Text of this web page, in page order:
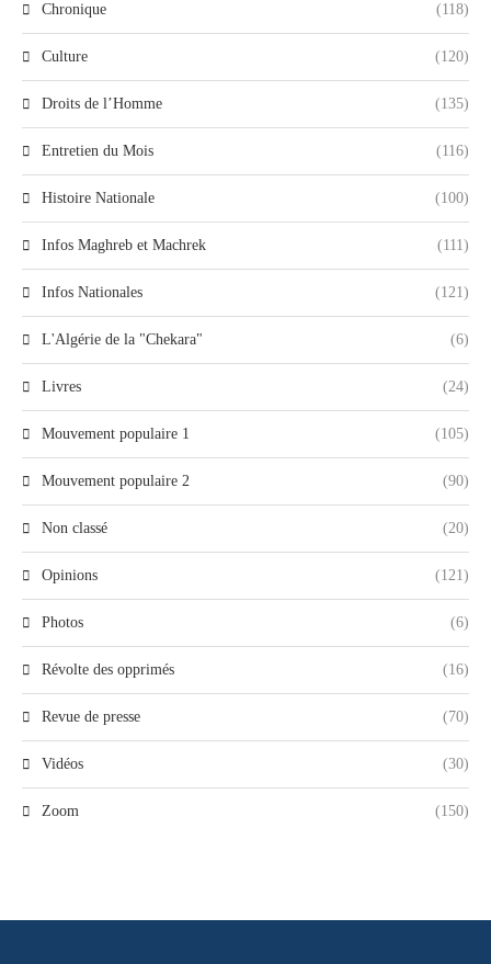
Chronique (118)
Culture (120)
Droits de l’Homme (135)
Entretien du Mois (116)
Histoire Nationale (100)
Infos Maghreb et Machrek (111)
Infos Nationales (121)
L'Algérie de la "Chekara" (6)
Livres (24)
Mouvement populaire 1 (105)
Mouvement populaire 2 (90)
Non classé (20)
Opinions (121)
Photos (6)
Révolte des opprimés (16)
Revue de presse (70)
Vidéos (30)
Zoom (150)